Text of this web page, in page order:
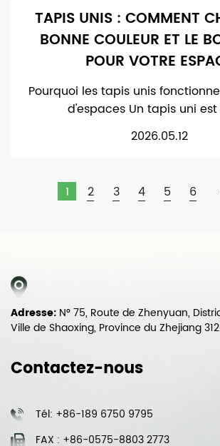
TAPIS UNIS : COMMENT
BONNE COULEUR ET LE
POUR VOTRE
Pourquoi les tapis unis
d'espaces Un tapis uni est
2026.05.12
1 2 3 4 5 6
Adresse: N° 75, Route de Zhenyuan,
Ville de Shaoxing, Province du Zhejiang
Contactez-nous
Tél: +86-189 6750 9795
FAX : +86-0575-8803 2773